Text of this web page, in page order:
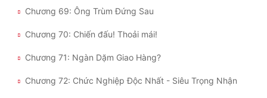
Chương 69: Ông Trùm Đứng Sau
Chương 70: Chiến đấu! Thoải mái!
Chương 71: Ngàn Dặm Giao Hàng?
Chương 72: Chức Nghiệp Độc Nhất - Siêu Trọng Nhận